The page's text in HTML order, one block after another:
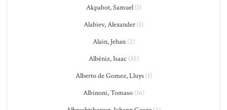
Akpabot, Samuel(1)
Alabiev, Alexander (1)
Alain, Jehan(2)
Albéniz, Isaac (35)
Alberto de Gomez, Lluys(1)
Albinoni, Tomaso(16)